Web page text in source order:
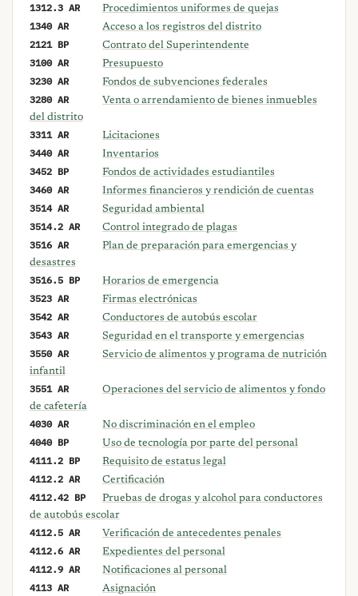
1312.3 AR Procedimientos uniformes de quejas
1340 AR Acceso a los registros del distrito
2121 BP Contrato del Superintendente
3100 AR Presupuesto
3230 AR Fondos de subvenciones federales
3280 AR
Venta o arrendamiento de bienes inmuebles
del distrito
3311 AR Licitaciones
3440 AR Inventarios
3452 BP Fondos de actividades estudiantiles
3460 AR Informes financieros y rendición de cuentas
3514 AR Seguridad ambiental
3514.2 AR Control integrado de plagas
3516 AR
Plan de preparación para emergencias y
desastres
3516.5 BP Horarios de emergencia
3523 AR Firmas electrónicas
3542 AR Conductores de autobús escolar
3543 AR Seguridad en el transporte y emergencias
3550 AR
Servicio de alimentos y programa de nutrición
infantil
3551 AR
Operaciones del servicio de alimentos y fondo
de cafetería
4030 AR No discriminación en el empleo
4040 BP Uso de tecnología por parte del personal
4111.2 BP Requisito de estatus legal
4112.2 AR Certificación
4112.42 BP
Pruebas de drogas y alcohol para conductores
de autobús escolar
4112.5 AR Verificación de antecedentes penales
4112.6 AR Expedientes del personal
4112.9 AR Notificaciones al personal
4113 AR Asignación